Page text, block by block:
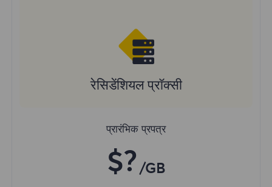
रेसिडेंशियल प्रॉक्सी
प्रारंभिक प्रपत्र
$? /GB